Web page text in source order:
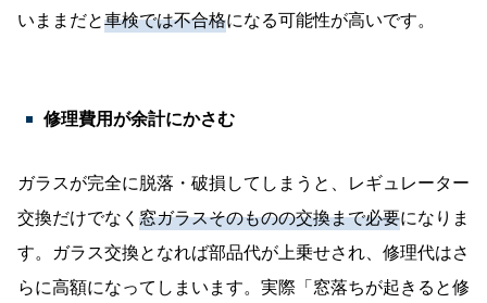
いままだと車検では不合格になる可能性が高いです。
修理費用が余計にかさむ
ガラスが完全に脱落・破損してしまうと、レギュレーター
交換だけでなく 窓ガラスそのものの交換まで必要になりま
す。ガラス交換となれば部品代が上乗せされ、修理代はさ
らに高額になってしまいます。実際「窓落ちが起きると修